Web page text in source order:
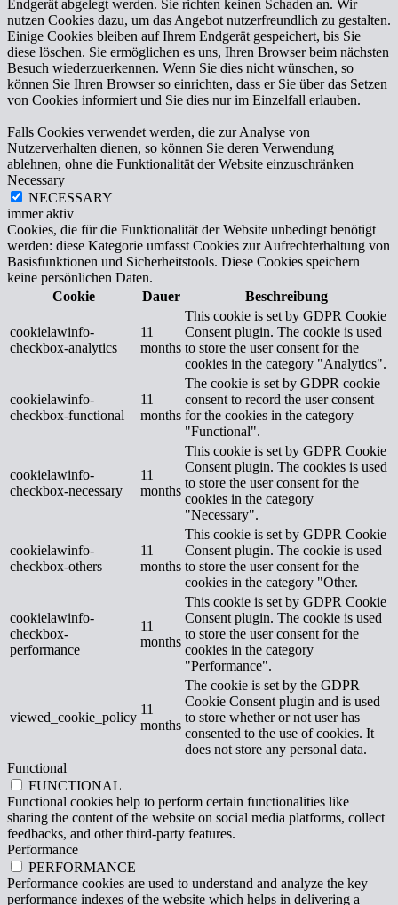
Endgerät abgelegt werden. Sie richten keinen Schaden an. Wir
nutzen Cookies dazu, um das Angebot nutzerfreundlich zu gestalten.
Einige Cookies bleiben auf Ihrem Endgerät gespeichert, bis Sie
diese löschen. Sie ermöglichen es uns, Ihren Browser beim nächsten
Besuch wiederzuerkennen. Wenn Sie dies nicht wünschen, so
können Sie Ihren Browser so einrichten, dass er Sie über das Setzen
von Cookies informiert und Sie dies nur im Einzelfall erlauben.
Falls Cookies verwendet werden, die zur Analyse von
Nutzerverhalten dienen, so können Sie deren Verwendung
ablehnen, ohne die Funktionalität der Website einzuschränken
Necessary
NECESSARY
immer aktiv
Cookies, die für die Funktionalität der Website unbedingt benötigt
werden: diese Kategorie umfasst Cookies zur Aufrechterhaltung von
Basisfunktionen und Sicherheitstools. Diese Cookies speichern
keine persönlichen Daten.
Cookie
Dauer Beschreibung
cookielawinfo-
checkbox-analytics
11
months
This cookie is set by GDPR Cookie
Consent plugin. The cookie is used
to store the user consent for the
cookies in the category "Analytics".
cookielawinfo-
checkbox-functional
11
months
The cookie is set by GDPR cookie
consent to record the user consent
for the cookies in the category
"Functional".
cookielawinfo-
checkbox-necessary
11
months
This cookie is set by GDPR Cookie
Consent plugin. The cookies is used
to store the user consent for the
cookies in the category
"Necessary".
cookielawinfo-
checkbox-others
11
months
This cookie is set by GDPR Cookie
Consent plugin. The cookie is used
to store the user consent for the
cookies in the category "Other.
cookielawinfo-
checkbox-
performance
11
months
This cookie is set by GDPR Cookie
Consent plugin. The cookie is used
to store the user consent for the
cookies in the category
"Performance".
viewed_cookie_policy
11
months
The cookie is set by the GDPR
Cookie Consent plugin and is used
to store whether or not user has
consented to the use of cookies. It
does not store any personal data.
Functional
FUNCTIONAL
Functional cookies help to perform certain functionalities like
sharing the content of the website on social media platforms, collect
feedbacks, and other third-party features.
Performance
PERFORMANCE
Performance cookies are used to understand and analyze the key
performance indexes of the website which helps in delivering a